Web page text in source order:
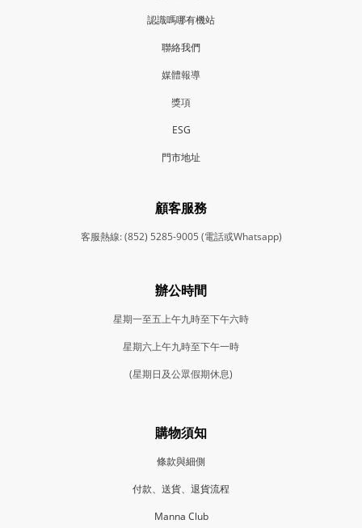
認識嗎哪有機站
聯絡我們
媒體報導
獎項
ESG
門市地址
顧客服務
客服熱線: (852) 5285-9005 (電話或Whatsapp)
辦公時間
星期一至五上午九時至下午六時
星期六上午九時至下午一時
(星期日及公眾假期休息)
購物須知
條款與細側
付款、送貨、退貨流程
Manna Club